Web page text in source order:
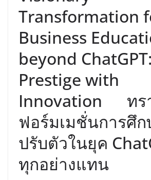
Transformation
Business
beyond ChatGPT:
Prestige with
Innovation ทร
ฟอร์มเมชั่นการศึก
ปรับตัวในยุค
ทุกอย่างแทน